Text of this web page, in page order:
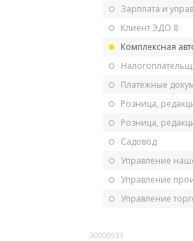
Зарплата и
Клиент ЭДО 8
Комплексная
Платежные
Розница,
Розница,
Садовод
Управление
Управление
Управление
30000933